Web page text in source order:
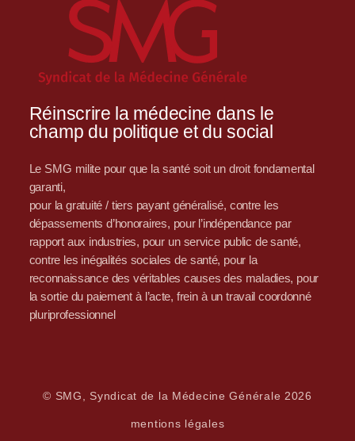
Réinscrire la médecine dans le
champ du politique et du social
Le SMG milite pour que la santé soit un droit fondamental
garanti,
pour la gratuité / tiers payant généralisé, contre les
dépassements d’honoraires, pour l’indépendance par
rapport aux industries, pour un service public de santé,
contre les inégalités sociales de santé, pour la
reconnaissance des véritables causes des maladies, pour
la sortie du paiement à l’acte, frein à un travail coordonné
pluriprofessionnel
© SMG, Syndicat de la Médecine Générale 2026
mentions légales